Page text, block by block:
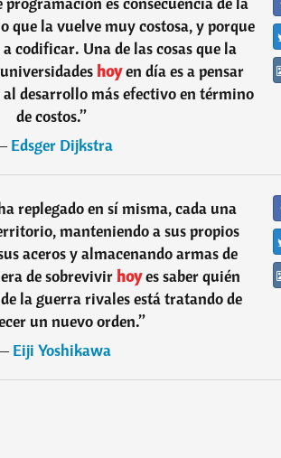
que la vuelve muy costosa, y porque
codificar. Una de las cosas que la
hoyen día es a pensar
desarrollo más efectivo en término
de costos.”
Edsger Dijkstra
replegado en sí misma, cada una
manteniendo a sus propios
aceros y almacenando armas de
de sobrevivir hoyes saber quién
la guerra rivales está tratando de
un nuevo orden.”
Eiji Yoshikawa